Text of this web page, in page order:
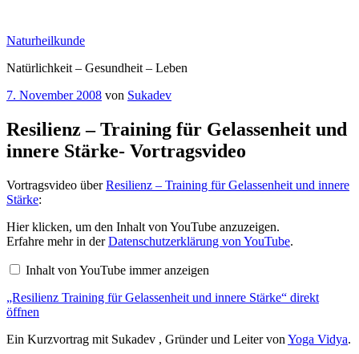
springen
Naturheilkunde
Natürlichkeit – Gesundheit – Leben
Veröffentlicht
7. November 2008 von Sukadev
Resilienz – Training für Gelassenheit und
innere Stärke- Vortragsvideo
Vortragsvideo überResilienz – Training für Gelassenheit und innere
Stärke:
„Resilienz
Training
für
und
Stärke“
von
YouTube
anzeigen
Hier klicken, um den Inhalt von YouTube anzuzeigen.
Erfahre mehr in derDatenschutzerklärung von YouTube.
Inhalt von YouTube immer anzeigen
„Resilienz Training für Gelassenheit und innere Stärke“ direkt
öffnen
Ein Kurzvortrag mit Sukadev , Gründer und Leiter von Yoga Vidya.